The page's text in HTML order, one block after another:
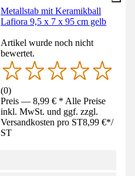
Metallstab mit Keramikball
Lafiora 9,5 x 7 x 95 cm gelb
Artikel wurde noch nicht
bewertet.
(0)
Preis — 8,99 € * Alle Preise
inkl. MwSt. und ggf. zzgl.
Versandkosten pro ST8,99 €*/
ST